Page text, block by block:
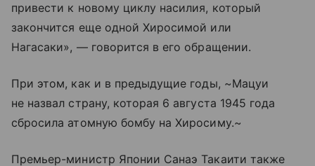
привести к новому циклу насилия, который
закончится еще одной Хиросимой или
Нагасаки», — говорится в его обращении.
При этом, как и в предыдущие годы, ~Мацуи
не назвал страну, которая 6 августа 1945 года
сбросила атомную бомбу на Хиросиму.~
Премьер-министр Японии Санаэ Такаити также